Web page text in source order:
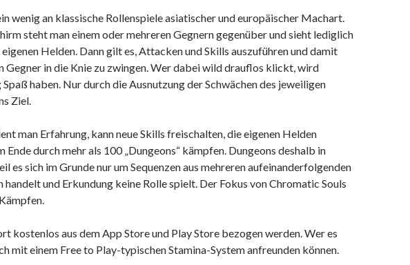
wenig an klassische Rollenspiele asiatischer und europäischer Machart.
steht man einem oder mehreren Gegnern gegenüber und sieht lediglich
Helden. Dann gilt es, Attacken und Skills auszuführen und damit
Gegner in die Knie zu zwingen. Wer dabei wild drauflos klickt, wird
haben. Nur durch die Ausnutzung der Schwächen des jeweiligen
Ziel.
man Erfahrung, kann neue Skills freischalten, die eigenen Helden
Ende durch mehr als 100 „Dungeons“ kämpfen. Dungeons deshalb in
es sich im Grunde nur um Sequenzen aus mehreren aufeinanderfolgenden
handelt und Erkundung keine Rolle spielt. Der Fokus von Chromatic Souls
kostenlos aus dem App Store und Play Store bezogen werden. Wer es
mit einem Free to Play-typischen Stamina-System anfreunden können.